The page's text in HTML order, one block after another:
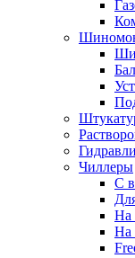
Чиллеры
С
На
На